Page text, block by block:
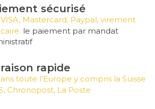
sécurisé
VISA, Mastercard, Paypal, virement
le paiement par mandat
rapide
toute l’Europe y compris la Suisse
Chronopost, La Poste